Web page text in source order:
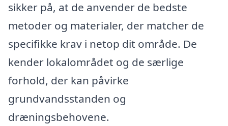
sikker på, at de anvender de bedste
metoder og materialer, der matcher de
specifikke krav i netop dit område. De
kender lokalområdet og de særlige
forhold, der kan påvirke
grundvandsstanden og
dræningsbehovene.